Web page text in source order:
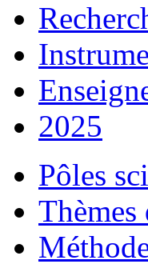
2025
Pôles
Thèmes